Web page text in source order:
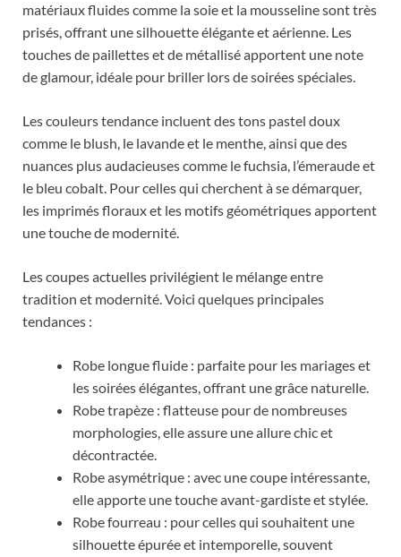
matériaux fluides comme la soie et la mousseline sont très
prisés, offrant une silhouette élégante et aérienne. Les
touches de paillettes et de métallisé apportent une note
de glamour, idéale pour briller lors de soirées spéciales.
Les couleurs tendance incluent des tons pastel doux
comme le blush, le lavande et le menthe, ainsi que des
nuances plus audacieuses comme le fuchsia, l’émeraude et
le bleu cobalt. Pour celles qui cherchent à se démarquer,
les imprimés floraux et les motifs géométriques apportent
une touche de modernité.
Les coupes actuelles privilégient le mélange entre
tradition et modernité. Voici quelques principales
tendances :
Robe longue fluide : parfaite pour les mariages et
les soirées élégantes, offrant une grâce naturelle.
Robe trapèze : flatteuse pour de nombreuses
morphologies, elle assure une allure chic et
décontractée.
Robe asymétrique : avec une coupe intéressante,
elle apporte une touche avant-gardiste et stylée.
Robe fourreau : pour celles qui souhaitent une
silhouette épurée et intemporelle, souvent